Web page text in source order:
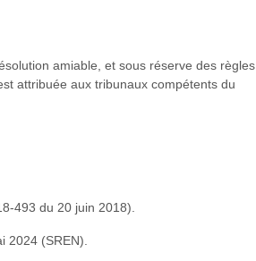
amiable, et sous réserve des règles
attribuée aux tribunaux compétents du
493 du 20 juin 2018).
2024 (SREN).